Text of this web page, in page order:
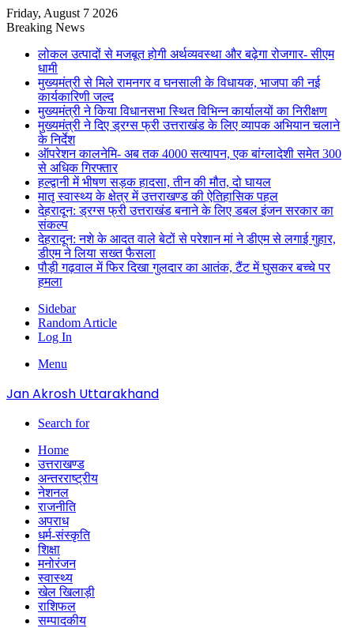
Friday, August 7 2026
Breaking News
लोकल उत्पादों से मजबूत होगी अर्थव्यवस्था और बढ़ेगा रोजगार- सीएम
धामी
मुख्यमंत्री से मिले रामनगर व घनसाली के विधायक, भाजपा की नई
कार्यकारिणी जल्द
मुख्यमंत्री ने किया विधानसभा स्थित विभिन्न कार्यालयों का निरीक्षण
मुख्यमंत्री ने दिए ड्रग्स फ्री उत्तराखंड के लिए व्यापक अभियान चलाने
के निर्देश
ऑपरेशन कालनेमि- अब तक 4000 सत्यापन, एक बांग्लादेशी समेत 300
से अधिक गिरफ्तार
हल्द्वानी में भीषण सड़क हादसा, तीन की मौत, दो घायल
मातृ स्वास्थ्य के क्षेत्र में उत्तराखण्ड की ऐतिहासिक पहल
देहरादून: ड्रग्स फ्री उत्तराखंड बनाने के लिए डबल इंजन सरकार का
संकल्प
देहरादून: नशे के आदत वाले बेटों से परेशान मां ने डीएम से लगाई गुहार,
डीएम ने लिया सख्त फैसला
पौड़ी गढ़वाल में फिर दिखा गुलदार का आतंक, टैंट में घुसकर बच्चे पर
हमला
Sidebar
Random Article
Log In
Menu
Jan Akrosh Uttarakhand
Search for
Home
उत्तराखण्ड
अन्तरराष्ट्रीय
नेशनल
राजनीति
अपराध
धर्म-संस्कृति
शिक्षा
मनोरंजन
स्वास्थ्य
खेल खिलाड़ी
राशिफल
सम्पादकीय